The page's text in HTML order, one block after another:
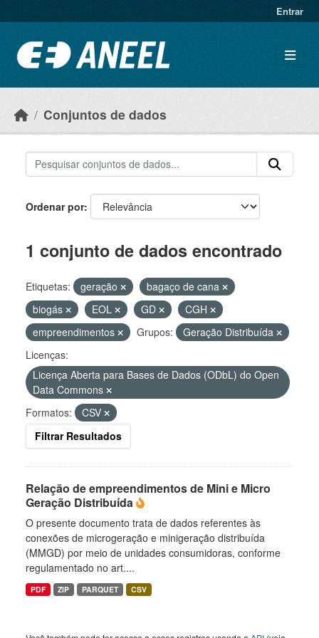
Entrar
Conjuntos de dados
Ordenar por
1 conjunto de dados encontrado
Etiquetas: geração
bagaço de cana
biogás
EOL GD
CGH
empreendimentos
Grupos:
Geração Distribuída
Licenças:
Licença Aberta para Bases de Dados (ODbL) do Open
Data Commons
Formatos:
CSV
Filtrar Resultados
Relação de empreendimentos de Mini e Micro
Geração Distribuída
O presente documento trata de dados referentes às
conexões de microgeração e minigeração distribuída
(MMGD) por meio de unidades consumidoras, conforme
regulamentado no art....
PDF ZIP PARQUET CSV